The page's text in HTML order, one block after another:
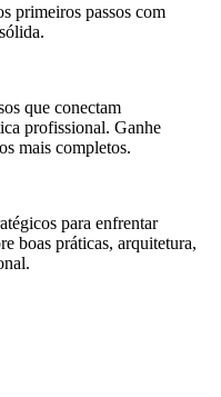
primeiros passos com
que conectam
profissional. Ganhe
mais completos.
para enfrentar
boas práticas, arquitetura,